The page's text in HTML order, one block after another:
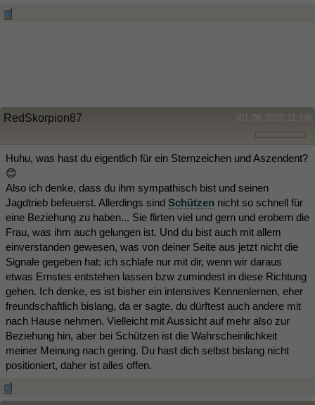
(01.06.2020 11:19)
RedSkorpion87
Huhu, was hast du eigentlich für ein Sternzeichen und Aszendent?
😊
Also ich denke, dass du ihm sympathisch bist und seinen
Jagdtrieb befeuerst. Allerdings sind Schützen nicht so schnell für
eine Beziehung zu haben... Sie flirten viel und gern und erobern die
Frau, was ihm auch gelungen ist. Und du bist auch mit allem
einverstanden gewesen, was von deiner Seite aus jetzt nicht die
Signale gegeben hat: ich schlafe nur mit dir, wenn wir daraus
etwas Ernstes entstehen lassen bzw zumindest in diese Richtung
gehen. Ich denke, es ist bisher ein intensives Kennenlernen, eher
freundschaftlich bislang, da er sagte, du dürftest auch andere mit
nach Hause nehmen. Vielleicht mit Aussicht auf mehr also zur
Beziehung hin, aber bei Schützen ist die Wahrscheinlichkeit
meiner Meinung nach gering. Du hast dich selbst bislang nicht
positioniert, daher ist alles offen.